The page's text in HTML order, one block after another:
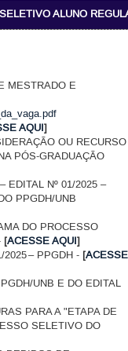
ALUNO
MESTRADO E
AQUI]
OU RECURSO
PÓS-GRADUAÇÃO
EDITAL Nº 01/2025 –
PPGDH/UNB
DO PROCESSO
[ACESSE AQUI]
– PPGDH - [ACESSE
UNB E DO EDITAL
PARA A "ETAPA DE
SELETIVO DO